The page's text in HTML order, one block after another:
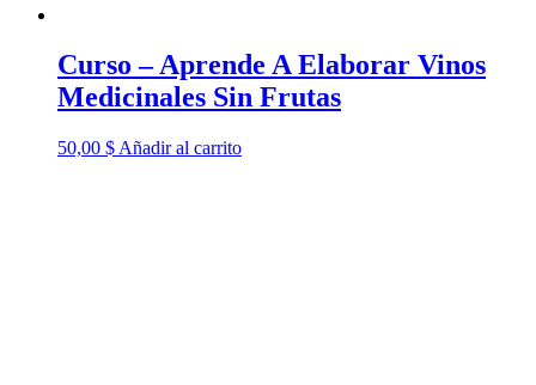
Curso – Aprende A Elaborar Vinos
Medicinales Sin Frutas
50,00 $ Añadir al carrito